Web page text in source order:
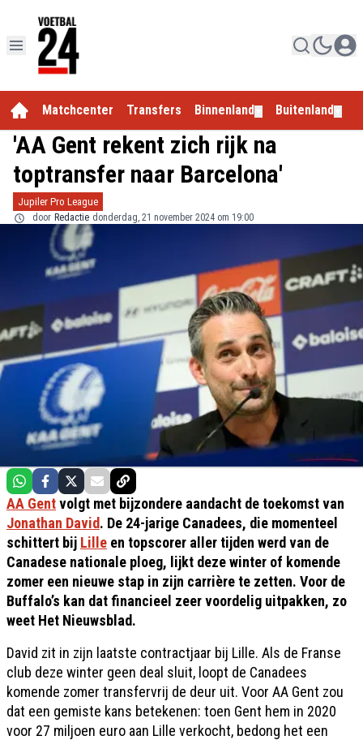
Matchcenter Transfers Binnenland Buitenland
'AA Gent rekent zich rijk na
toptransfer naar Barcelona'
Jupiler Pro League
door Redactie donderdag, 21 november 2024 om 19:00
AA Gentvolgt met bijzondere aandacht de toekomst van
Jonathan David. De 24-jarige Canadees, die momenteel
schittert bij Lille en topscorer aller tijden werd van de
Canadese nationale ploeg, lijkt deze winter of komende
zomer een nieuwe stap in zijn carrière te zetten. Voor de
Buffalo’s kan dat financieel zeer voordelig uitpakken, zo
weet Het Nieuwsblad.
David zit in zijn laatste contractjaar bij Lille. Als de Franse
club deze winter geen deal sluit, loopt de Canadees
komende zomer transfervrij de deur uit. Voor AA Gent zou
dat een gemiste kans betekenen: toen Gent hem in 2020
voor 27 miljoen euro aan Lille verkocht, bedong het een